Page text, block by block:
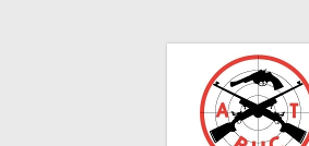
content